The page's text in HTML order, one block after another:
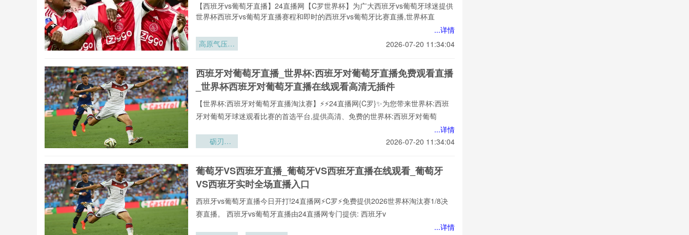
术指引
【西班牙vs葡萄牙直播】24直播网【C罗世界杯】为广大西班牙vs葡萄牙球迷提供
世界杯西班牙vs葡萄牙直播赛程和即时的西班牙vs葡萄牙比赛直播,世界杯直
...详情
高原气压梯
赛区足球充
气压力分区
究
2026-07-20 11:34:04
西班牙对葡萄牙直播_世界杯:西班牙对葡萄牙直播免费观看直播
_世界杯西班牙对葡萄牙直播在线观看高清无插件
【世界杯:西班牙对葡萄牙直播淘汰赛】⚡⚡24直播网{C罗}✨为您带来世界杯:西班
牙对葡萄牙球迷观看比赛的首选平台,提供高清、免费的世界杯:西班牙对葡萄
...详情
砺刃
的战场锋刃
2026-07-20 11:34:04
葡萄牙VS西班牙直播_葡萄牙VS西班牙直播在线观看_葡萄牙
VS西班牙实时全场直播入口
西班牙vs葡萄牙直播今日开打!24直播网⚡️C罗⚡️免费提供2026世界杯淘汰赛1/8决
赛直播。 西班牙vs葡萄牙直播由24直播网专门提供: 西班牙v
...详情